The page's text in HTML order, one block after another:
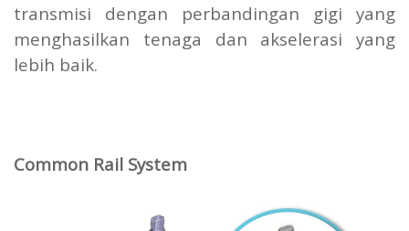
transmisi dengan perbandingan gigi yang
menghasilkan tenaga dan akselerasi yang
lebih baik.
Common Rail System